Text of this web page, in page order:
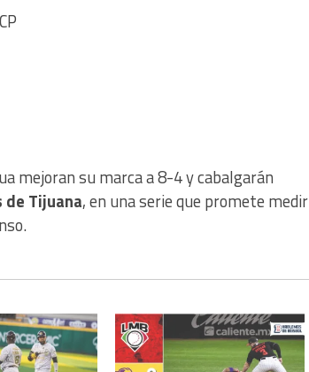
mejoran su marca a 8-4 y cabalgarán
de Tijuana, en una serie que promete medir